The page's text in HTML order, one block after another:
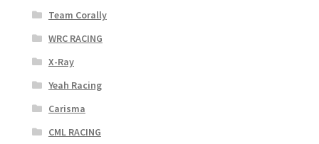
Team Corally
WRC RACING
X-Ray
Yeah Racing
Carisma
CML RACING